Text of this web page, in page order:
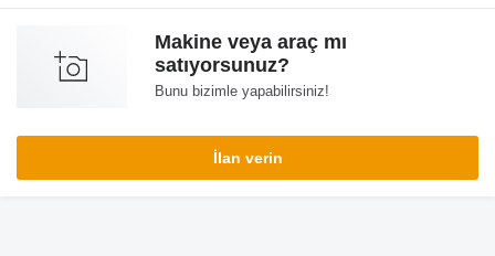
Makine veya araç mı
satıyorsunuz?
Bunu bizimle yapabilirsiniz!
İlan verin